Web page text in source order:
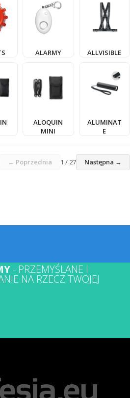
ALARMY ALLVISIBLE
ALOQUIN
MINI
ALUMINAT
E
← Poprzednia 1 / 27 Następna →
- PRZEMYŚLANE I
NA RZECZ TWOJEJ